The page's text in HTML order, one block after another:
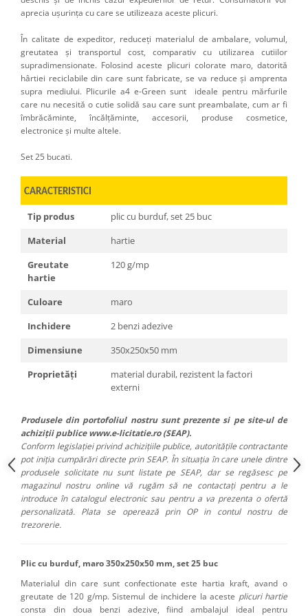
aprecia ușurința cu care se utilizeaza aceste plicuri.
În calitate de expeditor, reduceți materialul de ambalare, volumul,
greutatea și transportul cost, comparativ cu utilizarea cutiilor
supradimensionate. Folosind aceste plicuri colorate maro, datorită
hârtiei reciclabile din care sunt fabricate, se va reduce și amprenta
supra mediului. Plicurile a4 e-Green sunt ideale pentru mărfurile
care nu necesită o cutie solidă sau care sunt preambalate, cum ar fi
îmbrăcăminte, încălțăminte, accesorii, produse cosmetice,
electronice și multe altele.
Set 25 bucati.
CARACTERISTICI
Tip produs
plic cu burduf, set 25 buc
Material
hartie
Greutate
hartie
120 g/mp
Culoare
maro
Inchidere
2 benzi adezive
Dimensiune
350x250x50 mm
Proprietăți
material durabil, rezistent la factori
externi
Produsele din portofoliul nostru sunt prezente si pe site-ul de
achiziții publice www.e-licitatie.ro (SEAP).
Conform legislației privind achizițiile publice, autoritățile contractante
pot iniția cumpărări directe prin SEAP. În situația în care unele dintre
produsele solicitate nu sunt listate pe SEAP, dar se regăsesc pe
magazinul nostru online vă rugăm să ne contactați pentru a le
introduce în catalogul electronic sau pentru a va prezenta o ofertă
personalizată. Plata se operează prin OP in contul nostru de
trezorerie.
Plic cu burduf, maro 350x250x50 mm, set 25 buc
Materialul din care sunt confectionate este hartia kraft, avand o
greutate de 120 g/mp. Sistemul de inchidere la aceste plicuri hartie
consta din doua benzi adezive, fiind ambalajul ideal pentru